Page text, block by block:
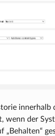
innerhalb
wenn der
„Behalten“